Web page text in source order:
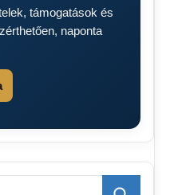
támogatások és
naponta